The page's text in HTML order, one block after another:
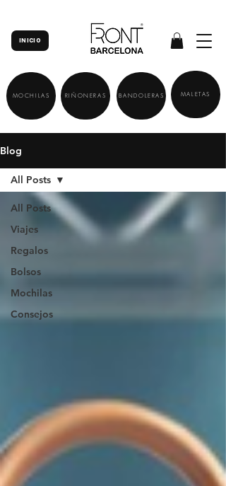
MOCHILAS RIÑONERAS BANDOLERAS
INICIO
MALETAS
Blog
All Posts
Viajes
Regalos
Bolsos
Mochilas
Consejos
All Posts